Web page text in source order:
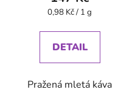
Měrná
0,98 Kč / 1 g
DETAIL
Pražená mletá káva